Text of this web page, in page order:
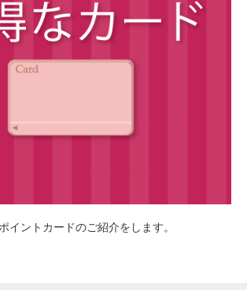
イントカードのご紹介をします。